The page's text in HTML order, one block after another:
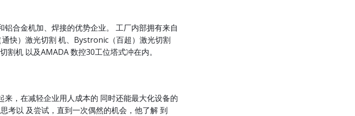
合金机加、焊接的优势企业。 工厂内部拥有来自
快）激光切割 机、Bystronic（百超）激光切割
机 以及AMADA 数控30工位塔式冲在内。
，在减轻企业用人成本的 同时还能最大化设备的
考以 及尝试，直到一次偶然的机会，他了解 到